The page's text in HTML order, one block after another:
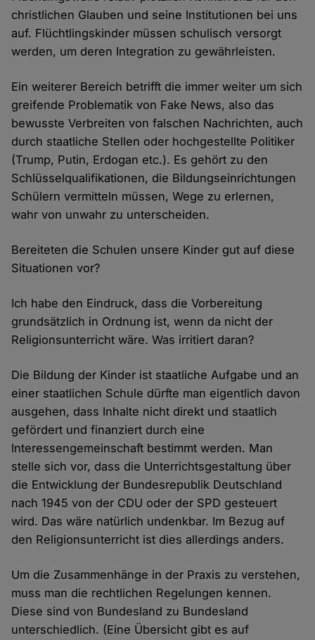
christlichen Glauben und seine Institutionen bei uns
auf. Flüchtlingskinder müssen schulisch versorgt
werden, um deren Integration zu gewährleisten.
Ein weiterer Bereich betrifft die immer weiter um sich
greifende Problematik von Fake News, also das
bewusste Verbreiten von falschen Nachrichten, auch
durch staatliche Stellen oder hochgestellte Politiker
(Trump, Putin, Erdogan etc.). Es gehört zu den
Schlüsselqualifikationen, die Bildungseinrichtungen
Schülern vermitteln müssen, Wege zu erlernen,
wahr von unwahr zu unterscheiden.
Bereiteten die Schulen unsere Kinder gut auf diese
Situationen vor?
Ich habe den Eindruck, dass die Vorbereitung
grundsätzlich in Ordnung ist, wenn da nicht der
Religionsunterricht wäre. Was irritiert daran?
Die Bildung der Kinder ist staatliche Aufgabe und an
einer staatlichen Schule dürfte man eigentlich davon
ausgehen, dass Inhalte nicht direkt und staatlich
gefördert und finanziert durch eine
Interessengemeinschaft bestimmt werden. Man
stelle sich vor, dass die Unterrichtsgestaltung über
die Entwicklung der Bundesrepublik Deutschland
nach 1945 von der CDU oder der SPD gesteuert
wird. Das wäre natürlich undenkbar. Im Bezug auf
den Religionsunterricht ist dies allerdings anders.
Um die Zusammenhänge in der Praxis zu verstehen,
muss man die rechtlichen Regelungen kennen.
Diese sind von Bundesland zu Bundesland
unterschiedlich. (Eine Übersicht gibt es auf